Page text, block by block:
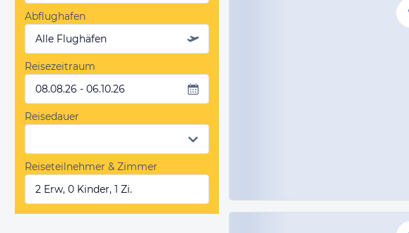
Abflughafen
Alle Flughäfen
Reisezeitraum
08.08.26 - 06.10.26
Reisedauer
Reiseteilnehmer & Zimmer
2 Erw, 0 Kinder, 1 Zi.